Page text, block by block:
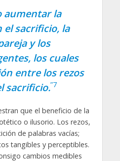
aumentar la
el sacrificio, la
y los
los cuales
entre los rezos
sacrificio.”7
que el beneficio de la
o ilusorio. Los rezos,
de palabras vacías;
tangibles y perceptibles.
cambios medibles